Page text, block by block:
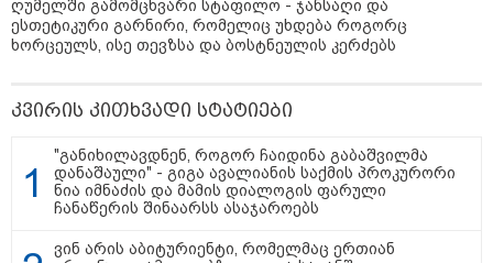
თქვენი დახვრეტა რაში გვაწყობს,
გუდაუთაში ქართველ ტყვეებში
უნდა გადაგცვალოთ..."
როდის დაიწყო რეალურად
მთავარი შეცდომა, რომელიც
საბედისწერო გამოდგა
შავ ზღვაში გემებზე
ღუმელში გამომცხვარი სტაფილო - ჯანსაღი და
ესთეტიკური გარნირი, რომელიც უხდება როგორც
ხორცეულს, ისე თევზსა და ბოსტნეულის კერძებს
კვირის კითხვადი სტატიები
"განიხილავდნენ, როგორ ჩაიდინა გაბაშვილმა
დანაშაული" - გიგა ავალიანის საქმის პროკურორი
ნია იმნაძის და მამის დიალოგის ფარული
ჩანაწერის შინაარსს ასაჯაროებს
ვინ არის აბიტურიენტი, რომელმაც ერთიან